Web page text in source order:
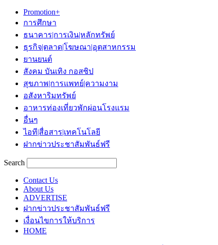
Promotion+
การศึกษา
ธนาคาร|การเงิน|หลักทรัพย์
ธุรกิจ|ตลาด|โฆษณา|อุตสาหกรรม
ยานยนต์
สังคม บันเทิง กอสซิป
สุขภาพ|การแพทย์|ความงาม
อสังหาริมทรัพย์
อาหารท่องเที่ยวพักผ่อนโรงแรม
อื่นๆ
ไอที|สื่อสาร|เทคโนโลยี
ฝากข่าวประชาสัมพันธ์ฟรี
Search
Contact Us
About Us
ADVERTISE
ฝากข่าวประชาสัมพันธ์ฟรี
เงื่อนไขการให้บริการ
HOME